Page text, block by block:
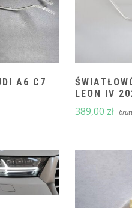
A6 C7
LEON IV
389,00 zł